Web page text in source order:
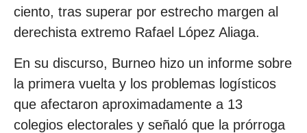
ciento, tras superar por estrecho margen al
derechista extremo Rafael López Aliaga.
En su discurso, Burneo hizo un informe sobre
la primera vuelta y los problemas logísticos
que afectaron aproximadamente a 13
colegios electorales y señaló que la prórroga